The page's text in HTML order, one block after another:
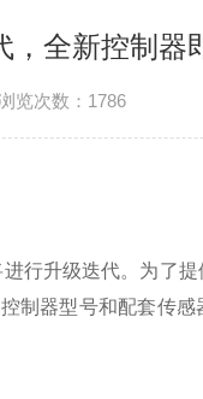
全新控制器
览次数：1786
升级迭代。为了提
制器型号和配套传